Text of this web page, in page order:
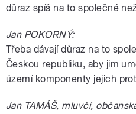
důraz spíš na to společné
Jan POKORNÝ:
Třeba dávají důraz na to
Českou republiku, aby jim
území komponenty jejich
Jan TAMÁŠ, mluvčí,